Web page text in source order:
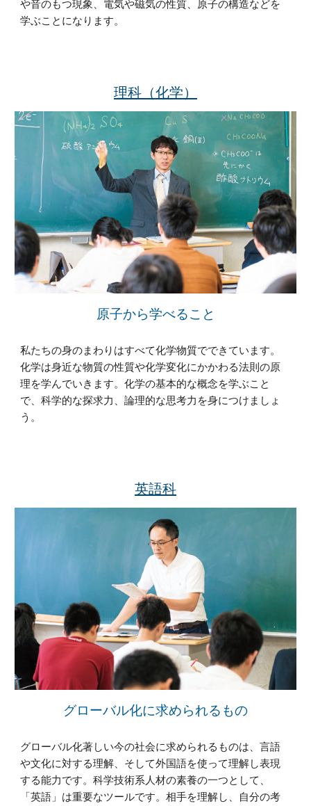
や音のもつ現象、電気や磁気の性質、原子の構造などを
学ぶことになります。
理科（化学）
原子から学べること
私たちの身のまわりはすべて化学物質でできています。
化学は身近な物質の性質や化学変化にかかわる法則の原
理を学んでいきます。化学の基本的な概念を学ぶこと
で、科学的な探求力、論理的な思考力を身につけましょ
う。
英語科
グローバル化に求められるもの
グローバル化著しい今の社会に求められるものは、言語
や文化に対する理解、そして外国語を使って理解し表現
する能力です。科学技術系人材の素養の一つとして、
「英語」は重要なツールです。相手を理解し、自分の考